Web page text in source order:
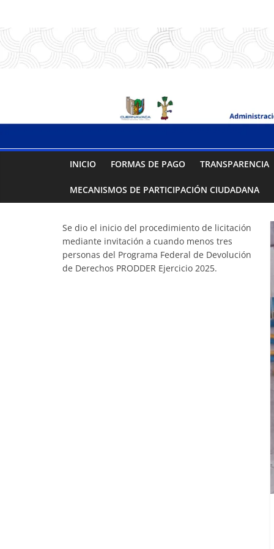
contenido
.:
S
P
A
C
:.
Sistema
de
INICIO FORMAS DE PAGO TRANSPARENCIA
MECANISMOS DE PARTICIPACIÓN CIUDADANA
Se dio el inicio del procedimiento de licitación
mediante invitación a cuando menos tres
personas del Programa Federal de Devolución
de Derechos PRODDER Ejercicio 2025.